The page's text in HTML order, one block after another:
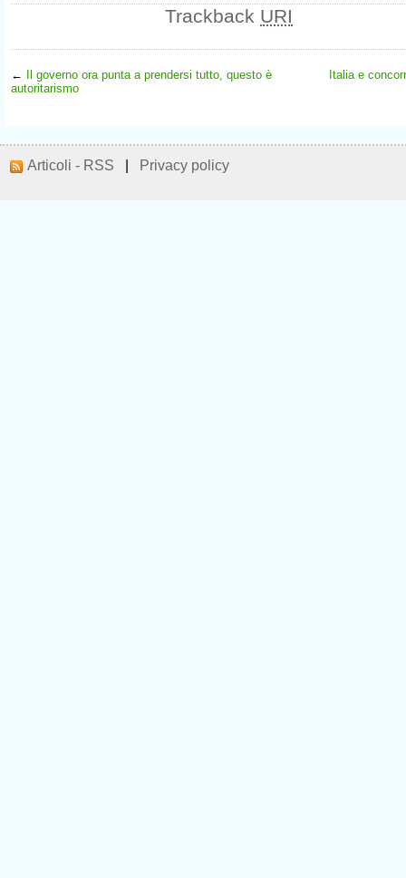
Trackback URI
←
Il governo ora punta a prendersi tutto, questo è
autoritarismo
Italia e
Articoli - RSS Privacy policy